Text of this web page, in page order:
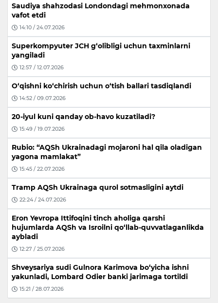
Saudiya shahzodasi Londondagi mehmonxonada
vafot etdi
14:10 / 24.07.2026
Superkompyuter JCH g‘olibligi uchun taxminlarni
yangiladi
12:57 / 12.07.2026
O‘qishni ko‘chirish uchun o‘tish ballari tasdiqlandi
14:52 / 09.07.2026
20-iyul kuni qanday ob-havo kuzatiladi?
15:49 / 19.07.2026
Rubio: “AQSh Ukrainadagi mojaroni hal qila oladigan
yagona mamlakat”
15:45 / 22.07.2026
Tramp AQSh Ukrainaga qurol sotmasligini aytdi
22:24 / 24.07.2026
Eron Yevropa Ittifoqini tinch aholiga qarshi
hujumlarda AQSh va Isroilni qo‘llab-quvvatlaganlikda
aybladi
12:27 / 25.07.2026
Shveysariya sudi Gulnora Karimova bo‘yicha ishni
yakunladi, Lombard Odier banki jarimaga tortildi
15:21 / 28.07.2026